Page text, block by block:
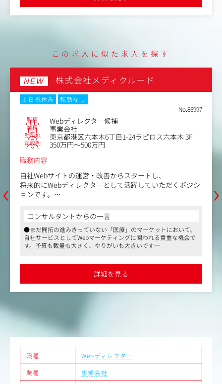
・各チャネルの分析業務と改善施策の設計・実行
用し、戦略策定に着手
・SNS/アフィリエイト/CRMを含む複数チャネル横断のシ
ナリオ設計
・マーケットリサーチとプロモーション戦略の策定
・広告宣伝費の投資計画・チャネル間アロケーションの意
思決定
・セールス組織と連携した全体最適オペレーションの追求
■Phase3(本人の成長・成果次第)
【ミッション】マネジメント・事業拡張
【期待する動き】
・組織全体の成果最大化
・新規事業領域におけるプロモーション戦略の立ち上げ
※担当範囲は選考の中で本人の経験・志向とすり合わせて
決定します。
●ハイブリッド勤務、年間休日125日程度、全社で19：30完全退
社に取り組むなど、ワークライフバランスが整った環境です
この求人に似た求人を探す
‹
NEW 株式会社メディクルード
土日祝休み
転勤なし
No.86997
職種 Webディレクター候補
業種 事業会社
勤務地 東京都港区六本木6丁目1-24ラピロス六本木 3F
年収例
350万円～500万円
職務内容
自社Webサイトの運営・改善からスタートし、
将来的にWebディレクターとして活躍していただくポジシ
ョンです。
実に育成する採用枠です。
入社後は、既存HPの制作・更新業務やコンテンツ企画か
らお任せします。
経験やスキルに応じた業務からスタートし、Web制作の実
務を通じて着実にスキルを積み重ねながら、
テストなどを取り入れたディレクション業務へと幅を広げ
・データ解析・効果検証：Google Analytics等のツールを
用いた解析、年間数億円規模のWeb広告（リスティング・
DSP等）の効果検証
・施策の企画・提案：検証結果をもとにした、サイト最適
化のための次の施策立案
・UI・UXの改善：現場へのヒアリング（ユーザーの声や使
い勝手の回収）に基づいた、最適なサイト設計
コンサルタントからの一言
●まだ開拓の進みきっていない「医療」のマーケットにおいて、
自社サービスとしてWebマーケティングに関われる貴重な機会で
す。予算も裁量も大きく、やりがいも大きいです
ムで汗を流してから出社される方もいらっしゃいます。オフィス
界隈はランチどころや飲み食いどころも豊富です
●変化の激しい美容業界においても設立20年を超えて会社も安定
しており、長期的に働ける環境です。同社の注力する分野など
●出産・子育て両立支援も充実しており、最大3年間と標準より
も長い育児休暇や、復帰後の時短も推奨。育休取得社員の復帰率
も高く、ライフステージの変化に合わせて無理なく働ける環境が
詳細を見る
›
職種
Webディレクター
業種
事業会社